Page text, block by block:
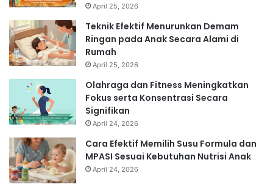
April 25, 2026
Teknik Efektif Menurunkan Demam
Ringan pada Anak Secara Alami di
Rumah
April 25, 2026
Olahraga dan Fitness Meningkatkan
Fokus serta Konsentrasi Secara
Signifikan
April 24, 2026
Cara Efektif Memilih Susu Formula dan
MPASI Sesuai Kebutuhan Nutrisi Anak
April 24, 2026